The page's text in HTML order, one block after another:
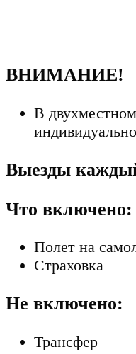
ВНИМАНИЕ!
В
Выезды
Что включено:
Полет на
Страховка
Не включено:
Трансфер